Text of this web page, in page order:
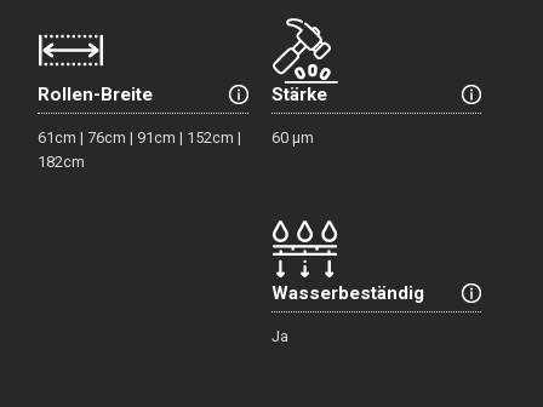
Rollen-Breite
61cm | 76cm | 91cm | 152cm |
182cm
Stärke
60 μm
Wasserbeständig
Ja